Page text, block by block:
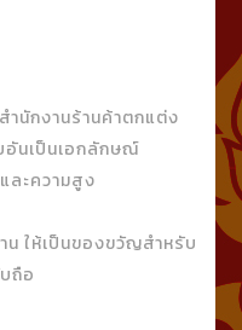
ำนักงานร้านค้าตกแต่ง
อันเป็นเอกลักษณ์
ละความสูง
น ให้เป็นของขวัญสำหรับ
ถือ